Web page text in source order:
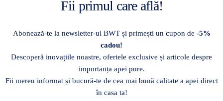
Fii primul care află!
Abonează-te la newsletter-ul BWT și primești un cupon de -5%
cadou!
Descoperă inovațiile noastre, ofertele exclusive și articole despre
importanța apei pure.
Fii mereu informat și bucură-te de cea mai bună calitate a apei direct
în casa ta!